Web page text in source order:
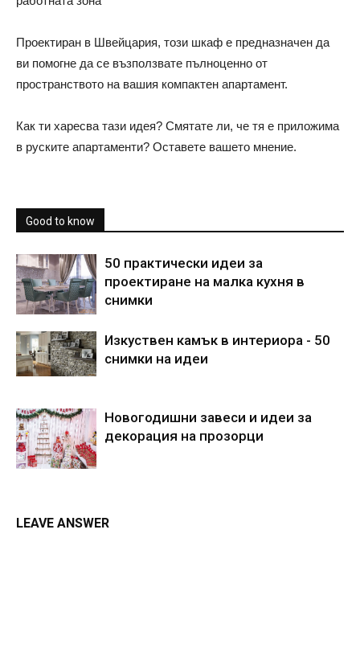
Проектиран в Швейцария, този шкаф е предназначен да
ви помогне да се възползвате пълноценно от
пространството на вашия компактен апартамент.
Как ти харесва тази идея? Смятате ли, че тя е приложима
в руските апартаменти? Оставете вашето мнение.
Good to know
50 практически идеи за
проектиране на малка кухня в
снимки
Изкуствен камък в интериора - 50
снимки на идеи
Новогодишни завеси и идеи за
декорация на прозорци
LEAVE ANSWER